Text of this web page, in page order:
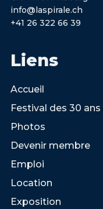
info@laspirale.ch
+41 26 322 66 39
Liens
Accueil
Festival des 30 ans
Photos
Devenir membre
Emploi
Location
Exposition